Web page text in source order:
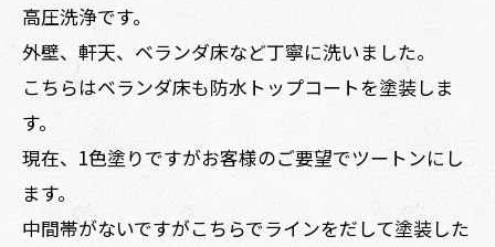
高圧洗浄です。
外壁、軒天、ベランダ床など丁寧に洗いました。
こちらはベランダ床も防水トップコートを塗装しま
す。
現在、1色塗りですがお客様のご要望でツートンにし
ます。
中間帯がないですがこちらでラインをだして塗装した